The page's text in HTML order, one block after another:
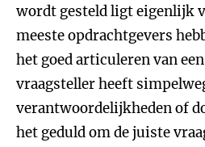
wordt gesteld ligt eigenlijk
meeste opdrachtgevers
het goed articuleren van
vraagsteller heeft
verantwoordelijkheden of
het geduld om de juiste